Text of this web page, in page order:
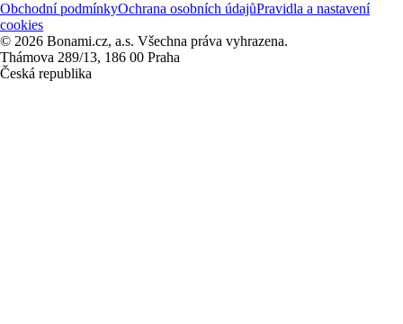
Obchodní podmínkyOchrana osobních údajůPravidla a nastavení
cookies
© 2026 Bonami.cz, a.s. Všechna práva vyhrazena.
Thámova 289/13, 186 00 Praha
Česká republika